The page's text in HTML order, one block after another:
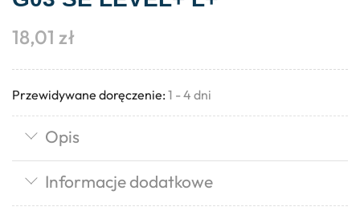
18,01 zł
Przewidywane doręczenie: 1 - 4 dni
Opis
Informacje dodatkowe